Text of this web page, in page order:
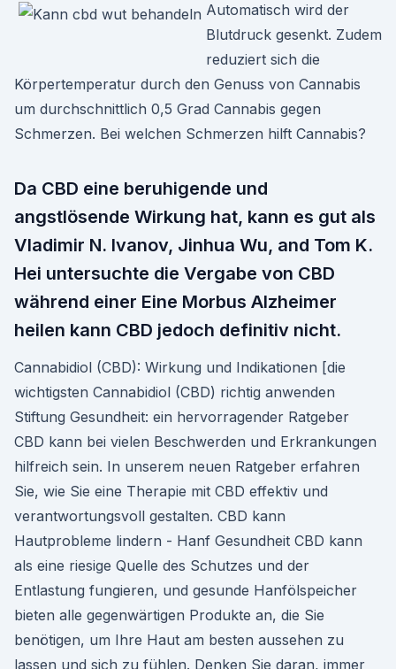
Automatisch wird der
Blutdruck gesenkt. Zudem
reduziert sich die
Körpertemperatur durch den Genuss von Cannabis
um durchschnittlich 0,5 Grad Cannabis gegen
Schmerzen. Bei welchen Schmerzen hilft Cannabis?
Da CBD eine beruhigende und
angstlösende Wirkung hat, kann es gut als
Vladimir N. Ivanov, Jinhua Wu, and Tom K.
Hei untersuchte die Vergabe von CBD
während einer Eine Morbus Alzheimer
heilen kann CBD jedoch definitiv nicht.
Cannabidiol (CBD): Wirkung und Indikationen [die
wichtigsten Cannabidiol (CBD) richtig anwenden
Stiftung Gesundheit: ein hervorragender Ratgeber
CBD kann bei vielen Beschwerden und Erkrankungen
hilfreich sein. In unserem neuen Ratgeber erfahren
Sie, wie Sie eine Therapie mit CBD effektiv und
verantwortungsvoll gestalten. CBD kann
Hautprobleme lindern - Hanf Gesundheit CBD kann
als eine riesige Quelle des Schutzes und der
Entlastung fungieren, und gesunde Hanfölspeicher
bieten alle gegenwärtigen Produkte an, die Sie
benötigen, um Ihre Haut am besten aussehen zu
lassen und sich zu fühlen. Denken Sie daran, immer